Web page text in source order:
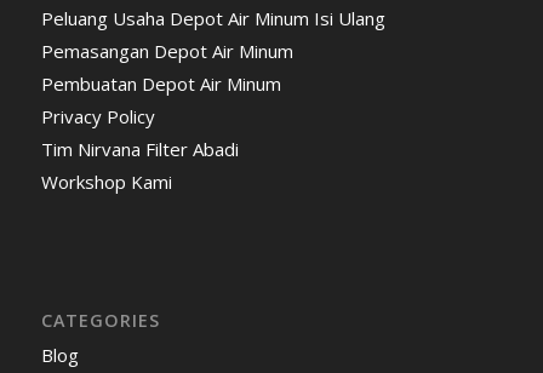
Peluang Usaha Depot Air Minum Isi Ulang
Pemasangan Depot Air Minum
Pembuatan Depot Air Minum
Privacy Policy
Tim Nirvana Filter Abadi
Workshop Kami
CATEGORIES
Blog